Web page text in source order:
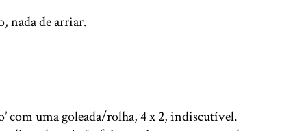
nada de arriar.
com uma goleada/rolha, 4 x 2, indiscutível.